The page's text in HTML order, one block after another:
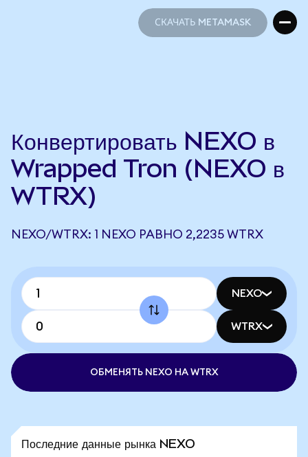
СКАЧАТЬ METAMASK
Конвертировать NEXO в
Wrapped Tron (NEXO в
WTRX)
NEXO/WTRX: 1 NEXO РАВНО 2,2235 WTRX
NEXO
WTRX
ОБМЕНЯТЬ NEXO НА WTRX
Последние данные рынка NEXO